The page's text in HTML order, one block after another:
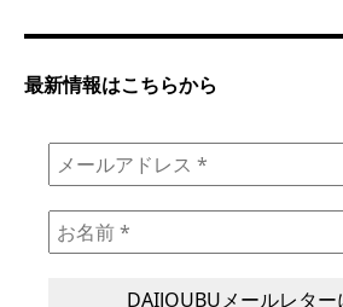
最新情報はこちらから